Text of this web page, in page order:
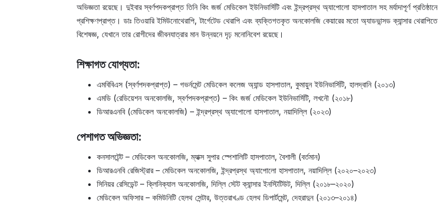
অভিজ্ঞতা রয়েছে। দুইবার স্বর্ণপদকপ্রাপ্ত তিনি কিং জর্জ মেডিকেল ইউনিভার্সিটি এবং ইন্দ্রপ্রস্থ অ্যাপোলো হাসপাতাল সহ মর্যাদাপূর্ণ প্রতিষ্ঠানে
প্রশিক্ষণপ্রাপ্ত। ডাঃ তিওয়ারি ইমিউনোথেরাপি, টার্গেটেড থেরাপি এবং ব্যক্তিগতকৃত অনকোলজি কেয়ারের মতো অ্যাডভান্সড ক্যান্সার থেরাপিতে
বিশেষজ্ঞ, যেখানে তার রোগীদের জীবনযাত্রার মান উন্নয়নে দৃঢ় মনোনিবেশ রয়েছে।
শিক্ষাগত যোগ্যতা:
এমবিবিএস (স্বর্ণপদকপ্রাপ্ত) – গভর্নমেন্ট মেডিকেল কলেজ অ্যান্ড হাসপাতাল, কুমায়ুন ইউনিভার্সিটি, হালদ্বানি (২০১৩)
এমডি (রেডিয়েশন অনকোলজি, স্বর্ণপদকপ্রাপ্ত) – কিং জর্জ মেডিকেল ইউনিভার্সিটি, লখনৌ (২০১৮)
ডিআরএনবি (মেডিকেল অনকোলজি) – ইন্দ্রপ্রস্থ অ্যাপোলো হাসপাতাল, নয়াদিল্লি (২০২৩)
পেশাগত অভিজ্ঞতা:
কনসালটেন্ট – মেডিকেল অনকোলজি, ম্যাক্স সুপার স্পেশালিটি হাসপাতাল, বৈশালী (বর্তমান)
ডিআরএনবি রেজিস্ট্রার – মেডিকেল অনকোলজি, ইন্দ্রপ্রস্থ অ্যাপোলো হাসপাতাল, নয়াদিল্লি (২০২০–২০২৩)
সিনিয়র রেসিডেন্ট – ক্লিনিক্যাল অনকোলজি, দিল্লি স্টেট ক্যান্সার ইনস্টিটিউট, দিল্লি (২০১৮–২০২০)
মেডিকেল অফিসার – কমিউনিটি হেলথ সেন্টার, উত্তরাখণ্ড হেলথ ডিপার্টমেন্ট, দেহরাদুন (২০১৩–২০১৪)